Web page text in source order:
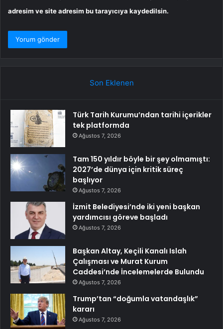
adresim ve site adresim bu tarayıcıya kaydedilsin.
Son Eklenen
Türk Tarih Kurumu’ndan tarihi içerikler
tek platformda
Ağustos 7, 2026
Tam 150 yıldır böyle bir şey olmamıştı:
2027’de dünya için kritik süreç
başlıyor
Ağustos 7, 2026
İzmit Belediyesi’nde iki yeni başkan
yardımcısı göreve başladı
Ağustos 7, 2026
Başkan Altay, Keçili Kanalı Islah
Çalışması ve Murat Kurum
Caddesi’nde İncelemelerde Bulundu
Ağustos 7, 2026
Trump’tan “doğumla vatandaşlık”
kararı
Ağustos 7, 2026